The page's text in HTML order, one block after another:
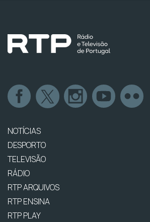
NOTÍCIAS
DESPORTO
TELEVISÃO
RÁDIO
RTP ARQUIVOS
RTP ENSINA
RTP PLAY